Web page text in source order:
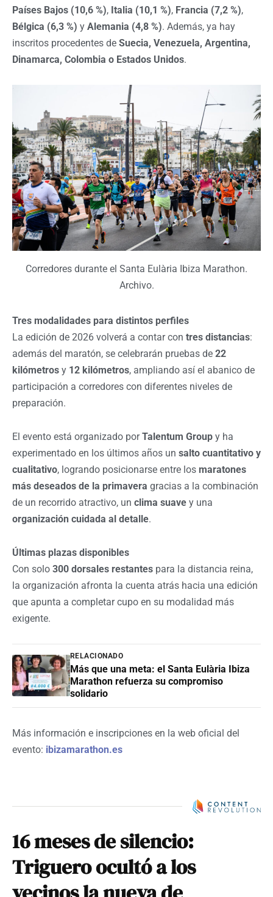
Países Bajos (10,6 %), Italia (10,1 %), Francia (7,2 %),
Bélgica (6,3 %) y Alemania (4,8 %). Además, ya hay
inscritos procedentes de Suecia, Venezuela, Argentina,
Dinamarca, Colombia o Estados Unidos.
Corredores durante el Santa Eulària Ibiza Marathon.
Archivo.
Tres modalidades para distintos perfiles
La edición de 2026 volverá a contar con tres distancias:
además del maratón, se celebrarán pruebas de 22
kilómetros y 12 kilómetros, ampliando así el abanico de
participación a corredores con diferentes niveles de
preparación.
El evento está organizado porTalentum Group y ha
experimentado en los últimos años un salto cuantitativo y
cualitativo, logrando posicionarse entre los maratones
más deseados de la primavera gracias a la combinación
de un recorrido atractivo, un clima suave y una
organización cuidada al detalle.
Últimas plazas disponibles
Con solo 300 dorsales restantes para la distancia reina,
la organización afronta la cuenta atrás hacia una edición
que apunta a completar cupo en su modalidad más
exigente.
RELACIONADO
Más que una meta: el Santa Eulària Ibiza
Marathon refuerza su compromiso
solidario
Más información e inscripciones en la web oficial del
evento: ibizamarathon.es
16 meses de silencio:
Triguero ocultó a los